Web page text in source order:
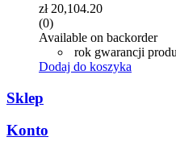
zł20,104.20
(0)
Available on backorder
rok gwarancji
Dodaj do koszyka
Sklep
Konto